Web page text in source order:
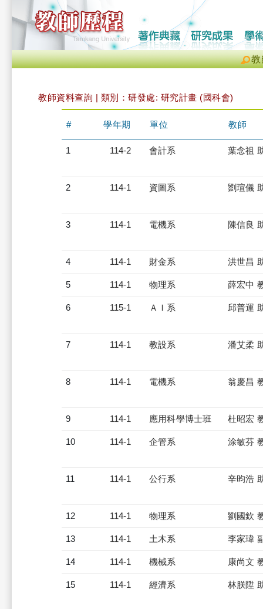
教
教師資料查詢 | 類別：研發處: 研究計畫 (國科會)
# 學年期 單位 教師
1 114-2 會計系 葉念祖
2 114-1 資圖系 劉瑄儀
3 114-1 電機系 陳信良
4 114-1 財金系 洪世昌
5 114-1 物理系 薛宏中
6 115-1 ＡＩ系 邱普運
7 114-1 教設系 潘艾柔
8 114-1 電機系 翁慶昌
9 114-1 應用科學博士班 杜昭宏
10 114-1 企管系 涂敏芬
11 114-1 公行系 辛昀浩
12 114-1 物理系 劉國欽
13 114-1 土木系 李家瑋
14 114-1 機械系 康尚文
15 114-1 經濟系 林朕陞